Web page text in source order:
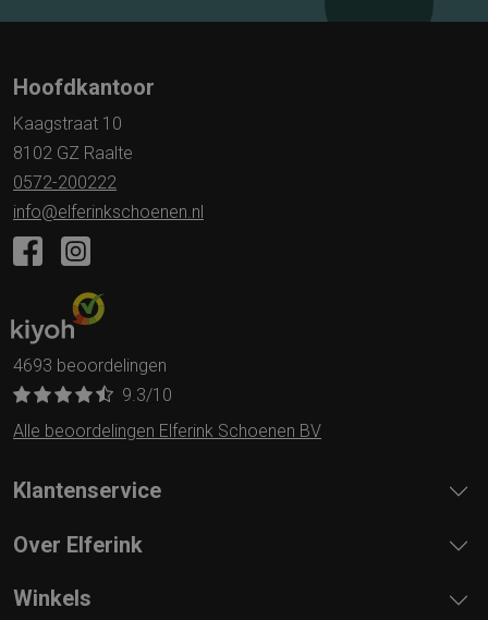
Hoofdkantoor
Kaagstraat 10
8102 GZ Raalte
0572-200222
info@elferinkschoenen.nl
4693 beoordelingen
9.3/10
Alle beoordelingen Elferink Schoenen BV
Klantenservice
Over Elferink
Winkels